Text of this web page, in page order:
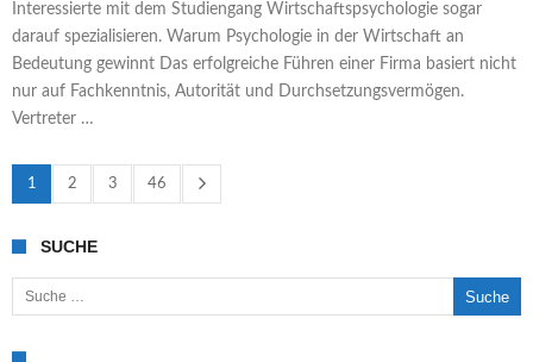
Interessierte mit dem Studiengang Wirtschaftspsychologie sogar
darauf spezialisieren. Warum Psychologie in der Wirtschaft an
Bedeutung gewinnt Das erfolgreiche Führen einer Firma basiert nicht
nur auf Fachkenntnis, Autorität und Durchsetzungsvermögen.
Vertreter …
1 2 3 46
SUCHE
Suche nach: